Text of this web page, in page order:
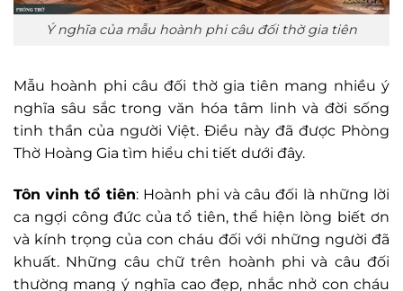
Ý nghĩa của mẫu hoành phi câu đối thờ gia tiên
Mẫu hoành phi câu đối thờ gia tiên mang nhiều ý
nghĩa sâu sắc trong văn hóa tâm linh và đời sống
tinh thần của người Việt. Điều này đã được Phòng
Thờ Hoàng Gia tìm hiểu chi tiết dưới đây.
Tôn vinh tổ tiên: Hoành phi và câu đối là những lời
ca ngợi công đức của tổ tiên, thể hiện lòng biết ơn
và kính trọng của con cháu đối với những người đã
khuất. Những câu chữ trên hoành phi và câu đối
thường mang ý nghĩa cao đẹp, nhắc nhở con cháu